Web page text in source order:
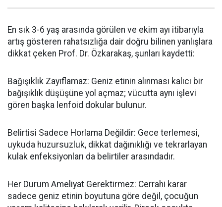
En sık 3-6 yaş arasında görülen ve ekim ayı itibarıyla
artış gösteren rahatsızlığa dair doğru bilinen yanlışlara
dikkat çeken Prof. Dr. Özkarakaş, şunları kaydetti:
Bağışıklık Zayıflamaz: Geniz etinin alınması kalıcı bir
bağışıklık düşüşüne yol açmaz; vücutta aynı işlevi
gören başka lenfoid dokular bulunur.
Belirtisi Sadece Horlama Değildir: Gece terlemesi,
uykuda huzursuzluk, dikkat dağınıklığı ve tekrarlayan
kulak enfeksiyonları da belirtiler arasındadır.
Her Durum Ameliyat Gerektirmez: Cerrahi karar
sadece geniz etinin boyutuna göre değil, çocuğun